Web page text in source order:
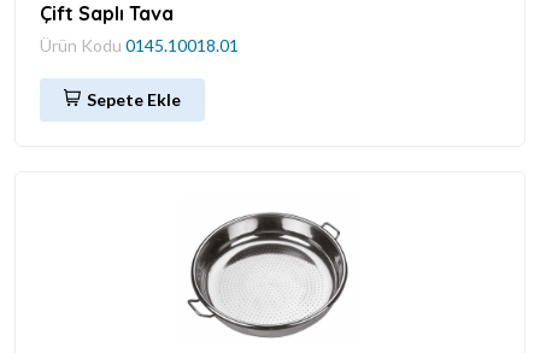
Çift Saplı Tava
Ürün Kodu 0145.10018.01
Sepete Ekle